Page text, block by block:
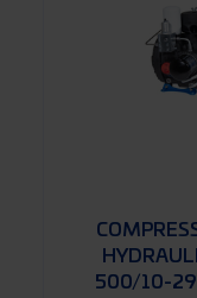
500/10-29